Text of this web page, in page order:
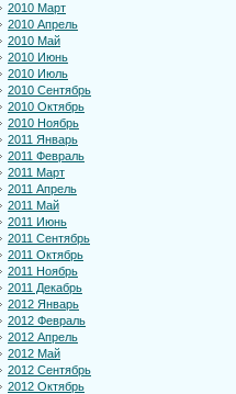
2010 Март
2010 Апрель
2010 Май
2010 Июнь
2010 Июль
2010 Сентябрь
2010 Октябрь
2010 Ноябрь
2011 Январь
2011 Февраль
2011 Март
2011 Апрель
2011 Май
2011 Июнь
2011 Сентябрь
2011 Октябрь
2011 Ноябрь
2011 Декабрь
2012 Январь
2012 Февраль
2012 Апрель
2012 Май
2012 Сентябрь
2012 Октябрь